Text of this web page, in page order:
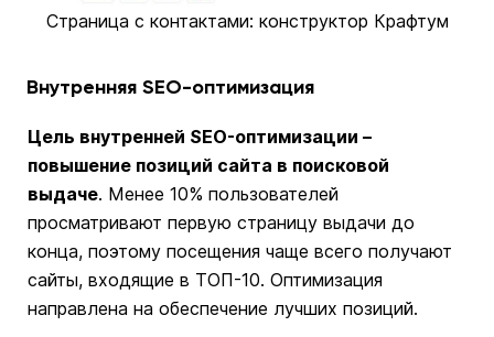
Страница с контактами: конструктор Крафтум
Внутренняя SEO-оптимизация
Цель внутренней SEO-оптимизации –
повышение позиций сайта в поисковой
выдаче. Менее 10% пользователей
просматривают первую страницу выдачи до
конца, поэтому посещения чаще всего получают
сайты, входящие в ТОП-10. Оптимизация
направлена на обеспечение лучших позиций.